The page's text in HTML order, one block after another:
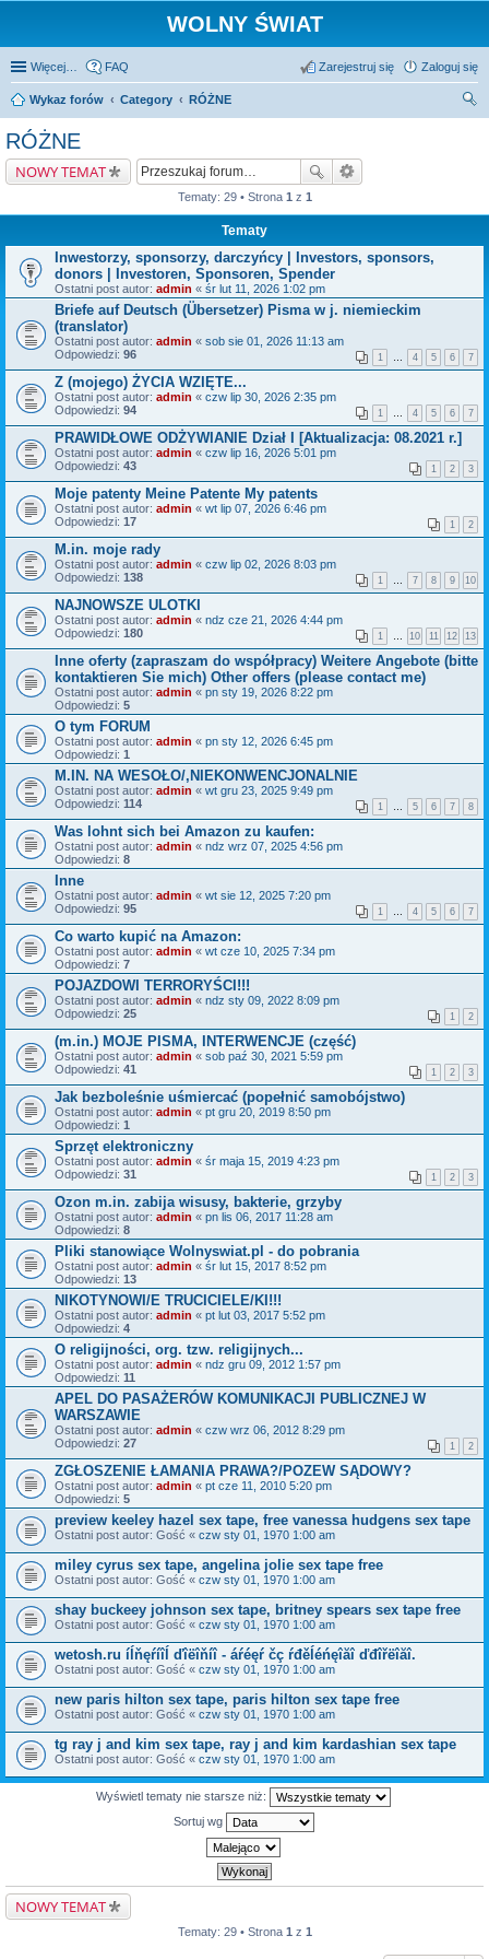
WOLNY ŚWIAT
Więcej… FAQ Zaloguj się
Zarejestruj się
Wykaz forów Category
RÓŻNE
RÓŻNE
NOWY TEMAT
Tematy: 29 • Strona 1 z 1
Tematy
Inwestorzy, sponsorzy, darczyńcy | Investors, sponsors,
donors | Investoren, Sponsoren, Spender
Ostatni post autor: admin « śr lut 11, 2026 1:02 pm
Briefe auf Deutsch (Übersetzer) Pisma w j. niemieckim
(translator)
Ostatni post autor: admin « sob sie 01, 2026 11:13 am
Odpowiedzi: 96 1 … 4 5 6 7
Z (mojego) ŻYCIA WZIĘTE...
Ostatni post autor: admin « czw lip 30, 2026 2:35 pm
Odpowiedzi: 94 1 … 4 5 6 7
PRAWIDŁOWE ODŻYWIANIE Dział I [Aktualizacja: 08.2021 r.]
Ostatni post autor: admin « czw lip 16, 2026 5:01 pm
Odpowiedzi: 43 1 2 3
Moje patenty Meine Patente My patents
Ostatni post autor: admin « wt lip 07, 2026 6:46 pm
Odpowiedzi: 17 1 2
M.in. moje rady
Ostatni post autor: admin « czw lip 02, 2026 8:03 pm
Odpowiedzi: 138 1 … 7 8 9 10
NAJNOWSZE ULOTKI
Ostatni post autor: admin « ndz cze 21, 2026 4:44 pm
Odpowiedzi: 180 1 … 10 11 12 13
Inne oferty (zapraszam do współpracy) Weitere Angebote (bitte
kontaktieren Sie mich) Other offers (please contact me)
Ostatni post autor: admin « pn sty 19, 2026 8:22 pm
Odpowiedzi: 5
O tym FORUM
Ostatni post autor: admin « pn sty 12, 2026 6:45 pm
Odpowiedzi: 1
M.IN. NA WESOŁO/,NIEKONWENCJONALNIE
Ostatni post autor: admin « wt gru 23, 2025 9:49 pm
Odpowiedzi: 114 1 … 5 6 7 8
Was lohnt sich bei Amazon zu kaufen:
Ostatni post autor: admin « ndz wrz 07, 2025 4:56 pm
Odpowiedzi: 8
Inne
Ostatni post autor: admin « wt sie 12, 2025 7:20 pm
Odpowiedzi: 95 1 … 4 5 6 7
Co warto kupić na Amazon:
Ostatni post autor: admin « wt cze 10, 2025 7:34 pm
Odpowiedzi: 7
POJAZDOWI TERRORYŚCI!!!
Ostatni post autor: admin « ndz sty 09, 2022 8:09 pm
Odpowiedzi: 25 1 2
(m.in.) MOJE PISMA, INTERWENCJE (część)
Ostatni post autor: admin « sob paź 30, 2021 5:59 pm
Odpowiedzi: 41 1 2 3
Jak bezboleśnie uśmiercać (popełnić samobójstwo)
Ostatni post autor: admin « pt gru 20, 2019 8:50 pm
Odpowiedzi: 1
Sprzęt elektroniczny
Ostatni post autor: admin « śr maja 15, 2019 4:23 pm
Odpowiedzi: 31 1 2 3
Ozon m.in. zabija wisusy, bakterie, grzyby
Ostatni post autor: admin « pn lis 06, 2017 11:28 am
Odpowiedzi: 8
Pliki stanowiące Wolnyswiat.pl - do pobrania
Ostatni post autor: admin « śr lut 15, 2017 8:52 pm
Odpowiedzi: 13
NIKOTYNOWI/E TRUCICIELE/KI!!!
Ostatni post autor: admin « pt lut 03, 2017 5:52 pm
Odpowiedzi: 4
O religijności, org. tzw. religijnych...
Ostatni post autor: admin « ndz gru 09, 2012 1:57 pm
Odpowiedzi: 11
APEL DO PASAŻERÓW KOMUNIKACJI PUBLICZNEJ W
WARSZAWIE
Ostatni post autor: admin « czw wrz 06, 2012 8:29 pm
Odpowiedzi: 27 1 2
ZGŁOSZENIE ŁAMANIA PRAWA?/POZEW SĄDOWY?
Ostatni post autor: admin « pt cze 11, 2010 5:20 pm
Odpowiedzi: 5
preview keeley hazel sex tape, free vanessa hudgens sex tape
Ostatni post autor: Gość « czw sty 01, 1970 1:00 am
miley cyrus sex tape, angelina jolie sex tape free
Ostatni post autor: Gość « czw sty 01, 1970 1:00 am
shay buckeey johnson sex tape, britney spears sex tape free
Ostatni post autor: Gość « czw sty 01, 1970 1:00 am
wetosh.ru íĺňęŕíîĺ ďîëîňíî - áŕéęŕ čç ŕđěĺéńęîăî ďđîřëîăî.
Ostatni post autor: Gość « czw sty 01, 1970 1:00 am
new paris hilton sex tape, paris hilton sex tape free
Ostatni post autor: Gość « czw sty 01, 1970 1:00 am
tg ray j and kim sex tape, ray j and kim kardashian sex tape
Ostatni post autor: Gość « czw sty 01, 1970 1:00 am
Wyświetl tematy nie starsze niż:
Sortuj wg
NOWY TEMAT
Tematy: 29 • Strona 1 z 1